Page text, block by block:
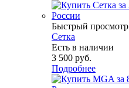
Быстрый просмотр
Сетка
Есть в наличии
3 500 руб.
Подробнее